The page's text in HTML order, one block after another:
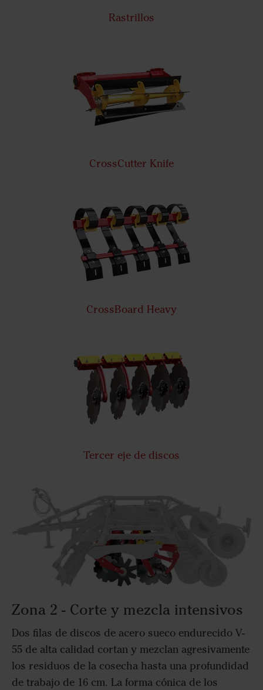
Rastrillos
CrossCutter Knife
CrossBoard Heavy
Tercer eje de discos
Zona 2 - Corte y mezcla intensivos
Dos filas de discos de acero sueco endurecido V-
55 de alta calidad cortan y mezclan agresivamente
los residuos de la cosecha hasta una profundidad
de trabajo de 16 cm. La forma cónica de los